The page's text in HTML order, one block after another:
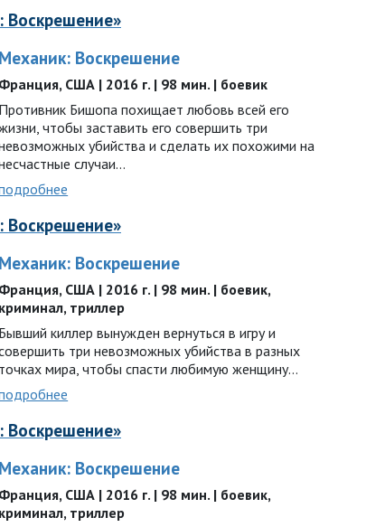
Механик: Воскрешение
Франция, США | 2016 г. | 98 мин. | боевик
Противник Бишопа похищает любовь всей его
чтобы заставить его совершить три
убийства и сделать их похожими на
случаи…
Механик: Воскрешение
Франция, США | 2016 г. | 98 мин. | боевик,
криминал, триллер
Бывший киллер вынужден вернуться в игру и
три невозможных убийства в разных
точках мира, чтобы спасти любимую женщину…
Механик: Воскрешение
Франция, США | 2016 г. | 98 мин. | боевик,
криминал, триллер